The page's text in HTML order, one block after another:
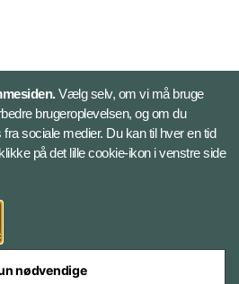
Vælg selv, om vi må bruge
brugeroplevelsen, og om du
sociale medier. Du kan til hver en tid
på det lille cookie-ikon i venstre side
nødvendige